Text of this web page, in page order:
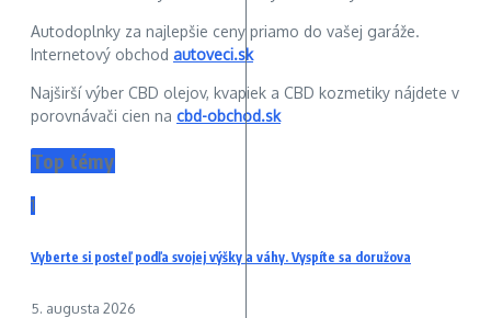
Autodoplnky za najlepšie ceny priamo do vašej garáže.
Internetový obchod autoveci.sk
Najširší výber CBD olejov, kvapiek a CBD kozmetiky nájdete v
porovnávači cien na cbd-obchod.sk
Top témy
1
Vyberte si posteľ podľa svojej výšky a váhy. Vyspíte sa doružova
5. augusta 2026